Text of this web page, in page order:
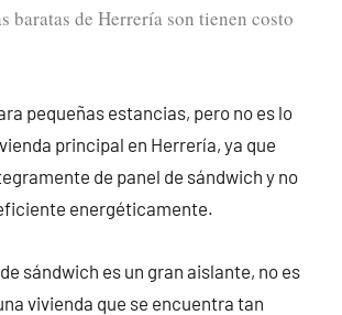
baratas de Herrería son tienen costo
pequeñas estancias, pero no es lo
principal en Herrería, ya que
de panel de sándwich y no
energéticamente.
sándwich es un gran aislante, no es
vivienda que se encuentra tan